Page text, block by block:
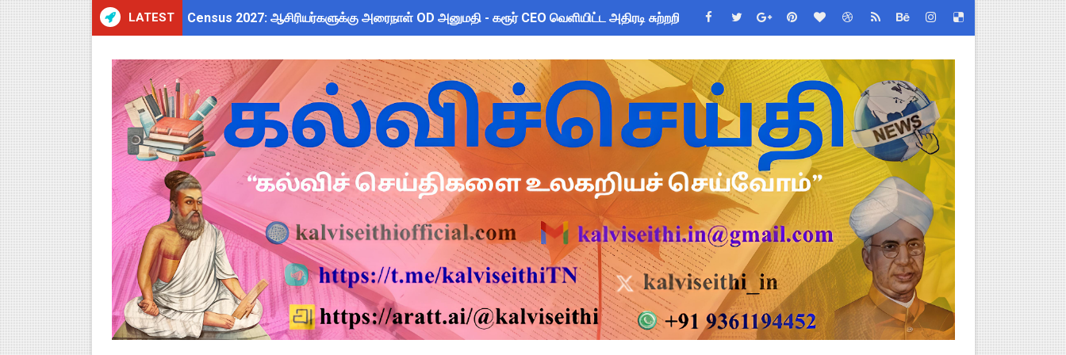
LATEST Census 2027: ஆசிரியர்களுக்கு அரைநாள் OD அனுமதி - கரூர் CEO வெளியிட்ட அதிரடி சுற்றறிக்கை!
TN Budget Assembly Schedule 2026: பள்ளிக்கல்வித்துறை மீதான மானிய கோரிக்கை விவாதம் 24.08.2026 அன்று நடைபெறுகிறது - நிகழ்ச்சி நிரல் மற்றும் முக்கிய
ஆசிரியர்கள் கவனத்திற்கு! Census 2027 Duty: 28 மாவட்ட CEO & Collector வெளியிட்ட அதிரடி சுற்றறிக்கைகள் - முழு விவரங்கள்!
நாமக்கல் மாவட்டம்: மக்கள் தொகை கணக்கெடுப்பு 2027 - ஆசிரியர்களுக்கு முக்கிய வழிகாட்டுதல்! CEO சுற்றறிக்கை வெளியீடு
TN Budget 2026-2027 Highlights: மாணவர்களுக்கு இலவச லேப்டாப், சைக்கிள் & AI பயிற்சி - கல்வி, வேலைவாய்ப்பு, மகளிர் நலன் & புதிய திட்டங்களின் முழு
பள்ளி மாணவர்களுக்கு 4 செட் இலவச சீருடை: EMIS தளத்தில் விவரங்களை பதிவிட அவகாசம்! - தொடக்கக் கல்வித் துறை சுற்றறிக்கை!
TN SSLC Supplementary Result 2026: 10-ஆம் வகுப்பு துணைத் தேர்வு முடிவுகள் வெளியீடு! தற்காலிக மதிப்பெண் சான்றிதழ் பதிவிறக்கம் செய்வது எப்படி? DGE முக்கிய
நாளை ஆகஸ்ட் 6ஆம் தேதி உள்ளூர் விடுமுறை அறிவிக்கப்பட்டுள்ள 2 மாவட்டங்கள்
ஒருங்கிணைந்த பள்ளிக் கல்வியின் மாநிலத் திட்ட இயக்குநர் Dr.M.ஆர்த்தி, IAS மாற்றம் - புதிய திட்ட இயக்குநராக கலைச்செல்வி மோகன், IAS நியமனம் - அரசாணை